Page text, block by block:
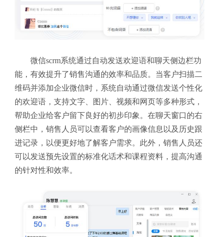
微信scrm系统通过自动发送欢迎语和聊天侧边栏功
能，有效提升了销售沟通的效率和品质。当客户扫描二
维码并添加企业微信时，系统自动通过微信发送个性化
的欢迎语，支持文字、图片、视频和网页等多种形式，
帮助企业给客户留下良好的初步印象。在聊天窗口的右
侧栏中，销售人员可以查看客户的画像信息以及历史跟
进记录，以便更好地了解客户需求。此外，销售人员还
可以发送预先设置的标准化话术和课程资料，提高沟通
的针对性和效率。